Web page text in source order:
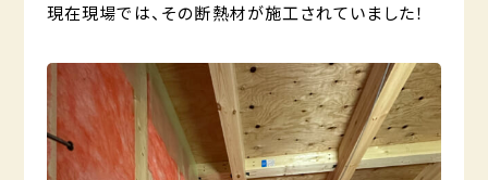
現在現場では、その断熱材が施工されていました！